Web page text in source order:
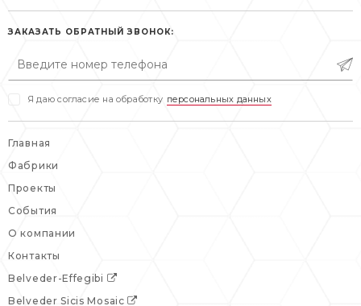
пн-пт: 10:00-20:00
сб, вс: выходной
пн-пт: 10:00-19:00
вс: выходной
ЗАКАЗАТЬ ОБРАТНЫЙ ЗВОНОК:
Я даю согласие на обработку персональных данных
Главная
Фабрики
Проекты
События
О компании
Контакты
Belveder-Effegibi
Belveder Sicis Mosaic